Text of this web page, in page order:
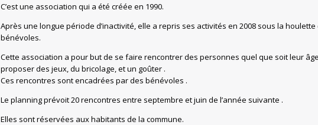
C’est une association qui a été créée en 1990.
Après une longue période d’inactivité, elle a repris ses activités en 2008 sous la
bénévoles.
Cette association a pour but de se faire rencontrer des personnes quel que soit leur
proposer des jeux, du bricolage, et un goûter .
Ces rencontres sont encadrées par des bénévoles .
Le planning prévoit 20 rencontres entre septembre et juin de l’année suivante .
Elles sont réservées aux habitants de la commune.